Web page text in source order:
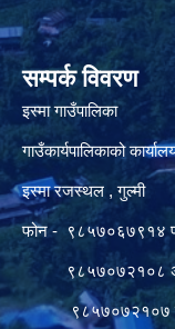
सम्पर्क विवरण
इस्मा गाउँपालिका
गाउँकार्यपालिकाको
इस्मा रजस्थल , गुल्मी
फोन - ९८५७०६७९१४
९८५७०७२१०८
९८५७०७२१०७